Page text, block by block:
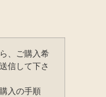
、ご購入希
信して下さ
入の手順